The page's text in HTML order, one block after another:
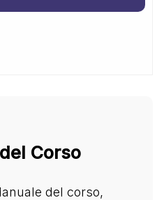
Corso
del corso,